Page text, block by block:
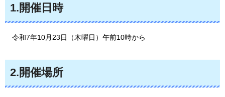
1.開催日時
令和7年10月23日（木曜日）午前10時から
2.開催場所